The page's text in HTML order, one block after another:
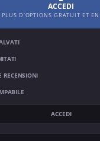
ACCEDI
PLUS D'OPTIONS GRATUIT ET
RECENSIONI
ACCEDI